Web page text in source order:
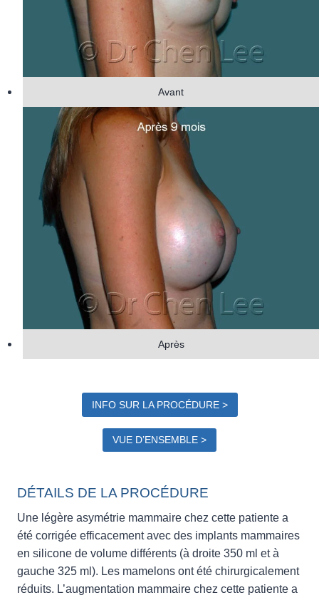
Avant
Après
INFO SUR LA PROCÉDURE >
VUE D’ENSEMBLE >
DÉTAILS DE LA PROCÉDURE
Une légère asymétrie mammaire chez cette patiente a
été corrigée efficacement avec des implants mammaires
en silicone de volume différents (à droite 350 ml et à
gauche 325 ml). Les mamelons ont été chirurgicalement
réduits. L’augmentation mammaire chez cette patiente a